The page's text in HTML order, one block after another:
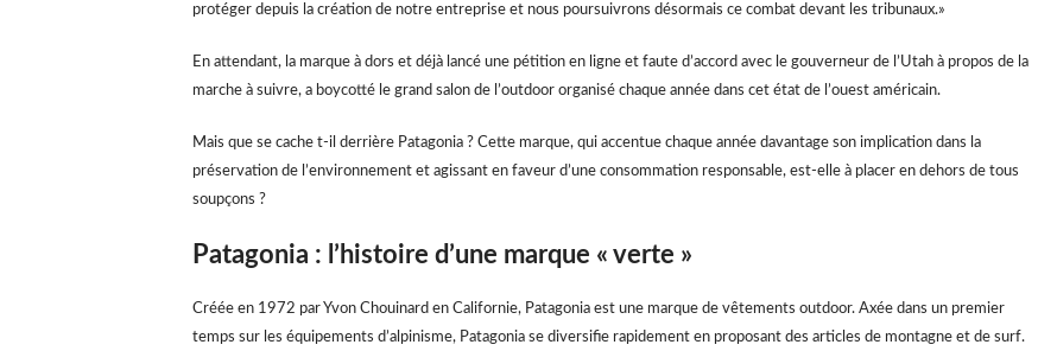
protéger depuis la création de notre entreprise et nous poursuivrons désormais ce combat devant les tribunaux.»
En attendant, la marque à dors et déjà lancé une pétition en ligne et faute d’accord avec le gouverneur de l’Utah à propos de la
marche à suivre, a boycotté le grand salon de l’outdoor organisé chaque année dans cet état de l’ouest américain.
Mais que se cache t-il derrière Patagonia ? Cette marque, qui accentue chaque année davantage son implication dans la
préservation de l’environnement et agissant en faveur d’une consommation responsable, est-elle à placer en dehors de tous
soupçons ?
Patagonia : l’histoire d’une marque « verte »
Créée en 1972 par Yvon Chouinard en Californie, Patagonia est une marque de vêtements outdoor. Axée dans un premier
temps sur les équipements d’alpinisme, Patagonia se diversifie rapidement en proposant des articles de montagne et de surf.